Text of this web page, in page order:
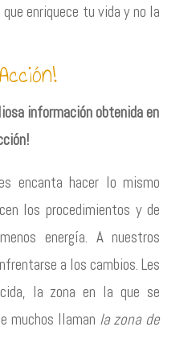
enriquece tu vida y no la
información obtenida en
encanta hacer lo mismo
los procedimientos y de
energía. A nuestros
a los cambios. Les
la zona en la que se
muchos llaman la zona de